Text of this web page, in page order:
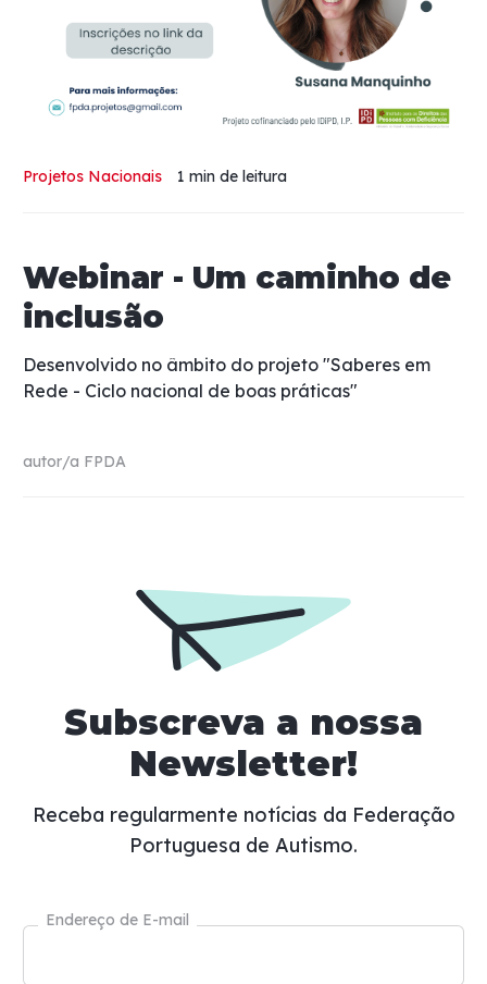
Projetos Nacionais 1 min de leitura
Webinar - Um caminho de
inclusão
Desenvolvido no âmbito do projeto "Saberes em
Rede - Ciclo nacional de boas práticas"
autor/a FPDA
Subscreva a nossa
Newsletter!
Receba regularmente notícias da Federação
Portuguesa de Autismo.
Endereço de E-mail